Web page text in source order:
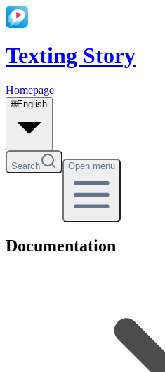
Texting Story
Homepage
🌐English
Search Open menu
Documentation